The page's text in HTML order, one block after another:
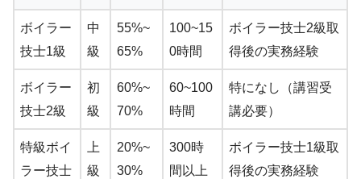
ボイラー
技士1級
中
級
55%~
65%
100~15
0時間
ボイラー技士2級取
得後の実務経験
ボイラー
技士2級
初
級
60%~
70%
60~100
時間
特になし（講習受
講必要）
特級ボイ
ラー技士
上
級
20%~
30%
300時
間以上
ボイラー技士1級取
得後の実務経験